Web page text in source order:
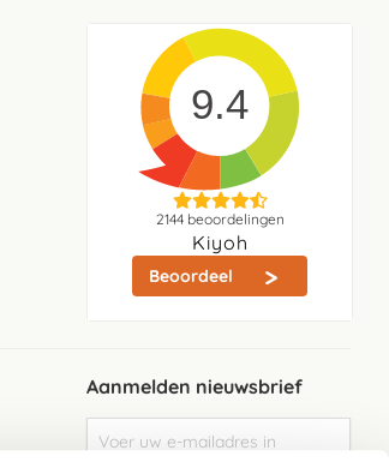
9.4
2144beoordelingen
Kiyoh
Beoordeel
Aanmelden nieuwsbrief
u